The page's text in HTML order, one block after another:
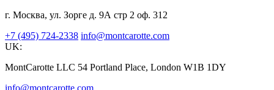
г. Москва, ул. Зорге д. 9А стр 2 оф. 312
+7 (495) 724-2338 info@montcarotte.com
UK:
MontCarotte LLC 54 Portland Place, London W1B 1DY
info@montcarotte.com